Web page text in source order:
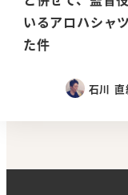
いるアロハシャ
た件
石川 直